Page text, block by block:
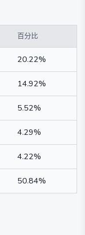
百分比
20.22%
14.92%
5.52%
4.29%
4.22%
50.84%